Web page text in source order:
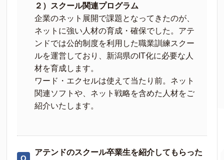
２）スクール関連プログラム
企業のネット展開で課題となってきたのが、
ネットに強い人材の育成・確保でした。アテ
ンドでは公的制度を利用した職業訓練スクー
ルを運営しており、新潟県のIT化に必要な人
材を育成します。
ワード・エクセルは使えて当たり前。ネット
関連ソフトや、ネット戦略を含めた人材をご
紹介いたします。
アテンドのスクール卒業生を紹介してもらった